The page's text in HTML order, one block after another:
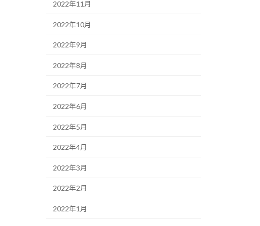
2022年11月
2022年10月
2022年9月
2022年8月
2022年7月
2022年6月
2022年5月
2022年4月
2022年3月
2022年2月
2022年1月